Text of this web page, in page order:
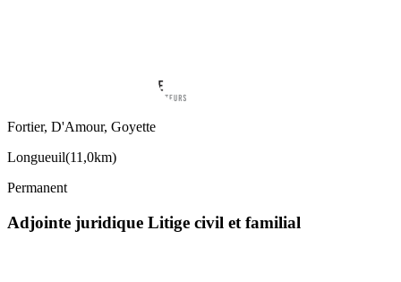
Fortier, D'Amour, Goyette
Longueuil(11,0km)
Permanent
Adjointe juridique Litige civil et familial